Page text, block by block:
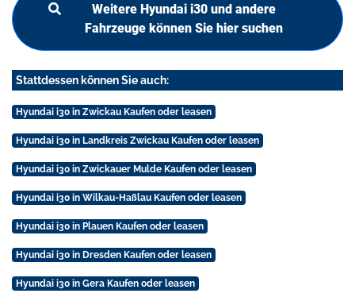
Weitere Hyundai i30 und andere
Fahrzeuge können Sie hier suchen
Stattdessen können Sie auch:
Hyundai i30 in Zwickau Kaufen oder leasen
Hyundai i30 in Landkreis Zwickau Kaufen oder leasen
Hyundai i30 in Zwickauer Mulde Kaufen oder leasen
Hyundai i30 in Wilkau-Haßlau Kaufen oder leasen
Hyundai i30 in Plauen Kaufen oder leasen
Hyundai i30 in Dresden Kaufen oder leasen
Hyundai i30 in Gera Kaufen oder leasen